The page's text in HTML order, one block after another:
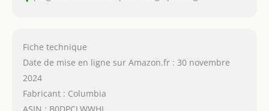
Fiche technique
Date de mise en ligne sur Amazon.fr : 30 novembre
2024
Fabricant : Columbia